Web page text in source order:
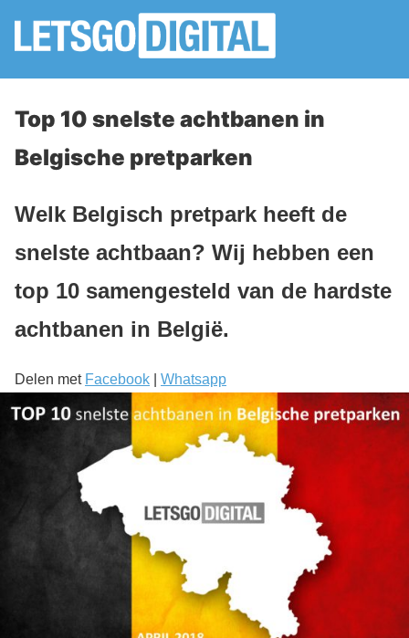
Top 10 snelste achtbanen in
Belgische pretparken
Welk Belgisch pretpark heeft de
snelste achtbaan? Wij hebben een
top 10 samengesteld van de hardste
achtbanen in België.
Delen met Facebook Whatsapp